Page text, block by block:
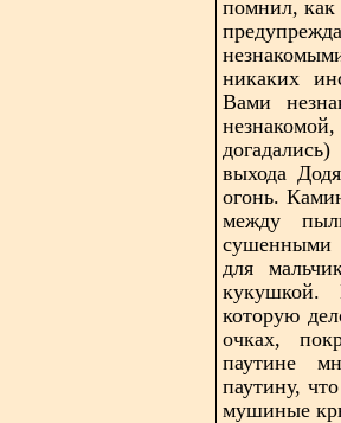
помнил, как
никаких
Вами
выхода
огонь.
между
для
кукушкой.
которую
очках,
паутине
паутину,
мушиные